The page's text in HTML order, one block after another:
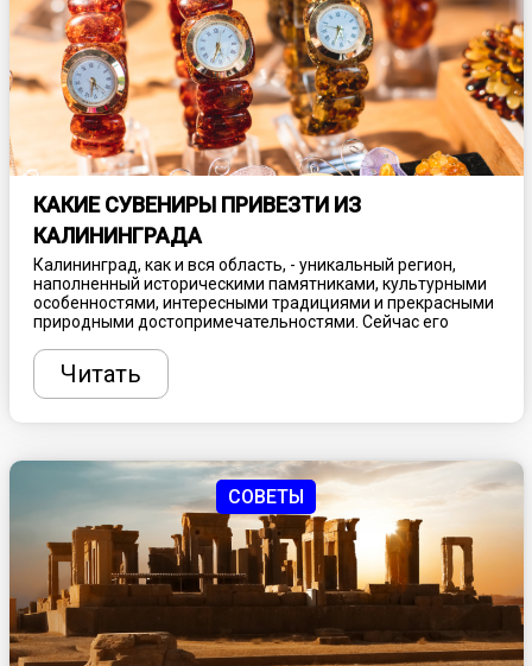
КАКИЕ СУВЕНИРЫ ПРИВЕЗТИ ИЗ
КАЛИНИНГРАДА
Калининград, как и вся область, - уникальный регион,
наполненный историческими памятниками, культурными
особенностями, интересными традициями и прекрасными
природными достопримечательностями. Сейчас его
растет, привлекая толпы туристов со всей России и даже
иностранцев. А какой отпуск без сувениров? Из
путешествия обязательно нужно привезти памятную
Читать
СОВЕТЫ